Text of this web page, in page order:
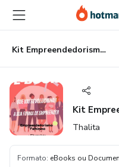
para
conteúdo
principal
para
pagamento
para
rodapé
Kit Empreendedorismo Feminino- Moda
Kit
Thalita
Formato: eBooks ou